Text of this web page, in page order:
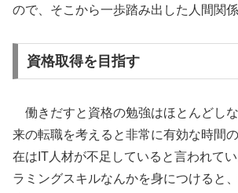
ので、そこから一歩踏み出した人間関係
資格取得を目指す
働きだすと資格の勉強はほとんどし
来の転職を考えると非常に有効な時間
在はIT人材が不足していると言われて
ラミングスキルなんかを身につけると